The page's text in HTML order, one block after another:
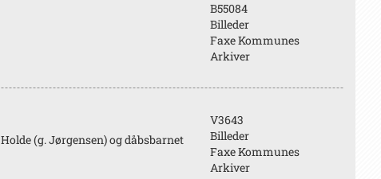
B55084
Billeder
Faxe Kommunes
Arkiver
(g. Jørgensen) og dåbsbarnet
V3643
Billeder
Faxe Kommunes
Arkiver